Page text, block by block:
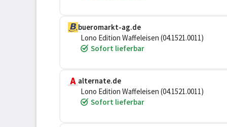
bueromarkt-ag.de
Lono Edition Waffeleisen (04.1521.0011)
Sofort lieferbar
alternate.de
Lono Edition Waffeleisen (04.1521.0011)
Sofort lieferbar